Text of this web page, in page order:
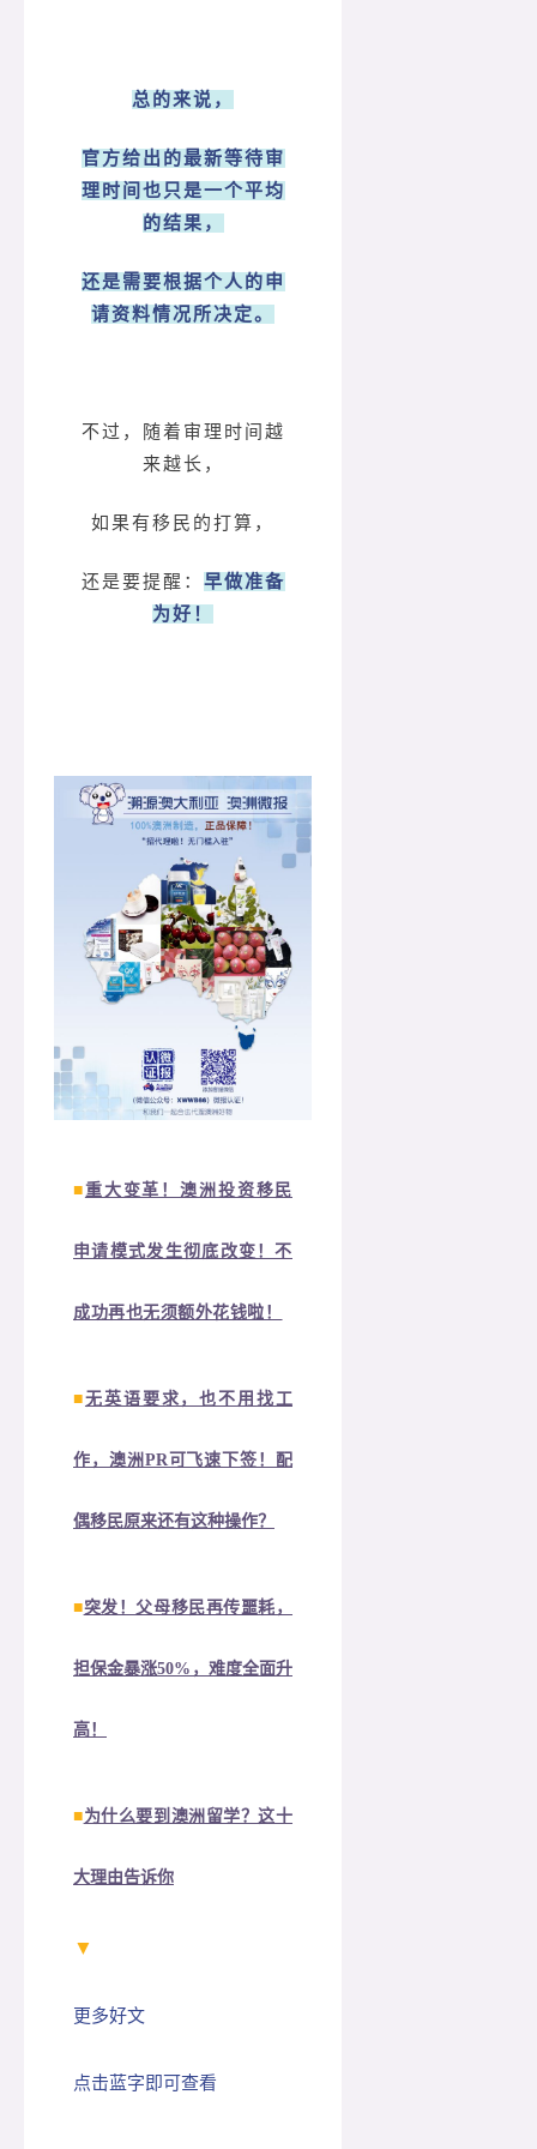
总的来说，
官方给出的最新等待审
理时间也只是一个平均
的结果，
还是需要根据个人的申
请资料情况所决定。
不过，随着审理时间越
来越长，
如果有移民的打算，
还是要提醒： 早做准备
为好！
■重大变革！澳洲投资移民
申请模式发生彻底改变！不
成功再也无须额外花钱啦！
■无英语要求，也不用找工
作，澳洲PR可飞速下签！配
偶移民原来还有这种操作？
■突发！父母移民再传噩耗，
担保金暴涨50%，难度全面升
高！
■为什么要到澳洲留学？这十
大理由告诉你
▼
更多好文
点击蓝字即可查看